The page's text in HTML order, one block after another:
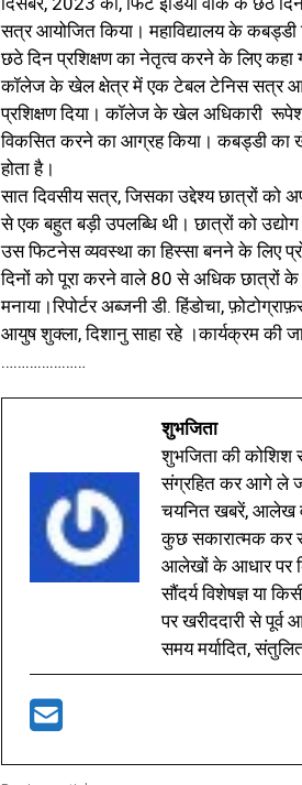
सत्र आयोजित किया। महाविद्यालय के कबड्डी
छठे दिन प्रशिक्षण का नेतृत्व करने के लिए
कॉलेज के खेल क्षेत्र में एक टेबल टेनिस सत्र
प्रशिक्षण दिया। कॉलेज के खेल अधिकारी
विकसित करने का आग्रह किया। कबड्डी
होता है।
सात दिवसीय सत्र, जिसका उद्देश्य छात्रों को
से एक बहुत बड़ी उपलब्धि थी। छात्रों को
उस फिटनेस व्यवस्था का हिस्सा बनने के लिए
दिनों को पूरा करने वाले 80 से अधिक छात्रों
मनाया।रिपोर्टर अब्जनी डी. हिंडोचा,
आयुष शुक्ला, दिशानु साहा रहे ।कार्यक्रम की
…………………
शुभजिता
शुभजिता की कोशिश
संग्रहित कर आगे ले
चयनित खबरें, आलेख व
कुछ सकारात्मक कर
आलेखों के आधार पर
सौंदर्य विशेषज्ञ या
पर खरीददारी से
समय मर्यादित,